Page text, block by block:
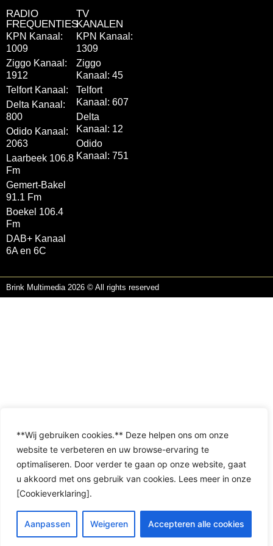
**Wij gebruiken cookies.** Deze helpen ons om onze
website te verbeteren en uw browse-ervaring te
optimaliseren. Door verder te gaan op onze website, gaat
u akkoord met ons gebruik van cookies. Lees meer in onze
[Cookieverklaring].
Aanpassen Weigeren Accepteren alle cookies
RADIO
FREQUENTIES
KPN Kanaal:
1009
Ziggo Kanaal:
1912
Telfort Kanaal:
Delta Kanaal:
800
Odido Kanaal:
2063
Laarbeek 106.8
Fm
Gemert-Bakel
91.1 Fm
Boekel 106.4
Fm
DAB+ Kanaal
6A en 6C
TV
KANALEN
KPN Kanaal:
1309
Ziggo
Kanaal: 45
Telfort
Kanaal: 607
Delta
Kanaal: 12
Odido
Kanaal: 751
Brink Multimedia 2026 © All rights reserved